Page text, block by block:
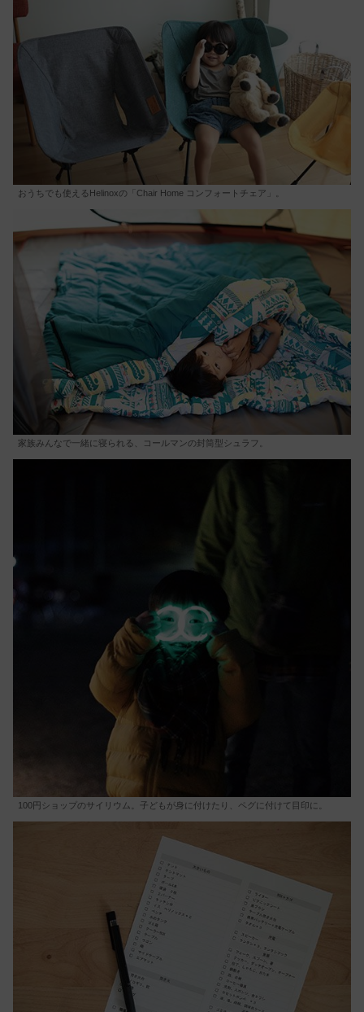
おうちでも使えるHelinoxの「Chair Home コンフォートチェア」。
家族みんなで一緒に寝られる、コールマンの封筒型シュラフ。
100円ショップのサイリウム。子どもが身に付けたり、ペグに付けて目印に。